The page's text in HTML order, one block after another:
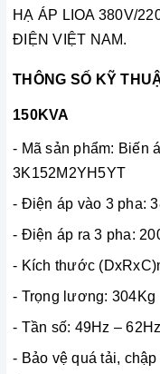
HẠ ÁP LIOA 380V/
ĐIỆN VIỆT NAM.
THÔNG SỐ KỸ
150KVA
- Mã sản phẩm: Biến
3K152M2YH5YT
- Điện áp vào 3 pha:
- Điện áp ra 3 pha:
- Kích thước
- Trọng lương: 304Kg
- Tần số: 49Hz – 62Hz
- Bảo vệ quá tải,